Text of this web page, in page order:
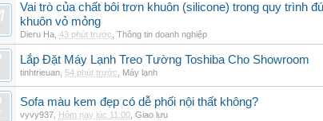
Vai trò của chất bôi trơn khuôn (silicone) trong quy trình
khuôn vỏ mỏng
Dieru Ha 43 phút trước Thông tin doanh nghiệp
Lắp Đặt Máy Lạnh Treo Tường Toshiba Cho Showroom
tinhtrieuan 54 phút trước Máy lạnh
Sofa màu kem đẹp có dễ phối nội thất không?
vyvy937 Hôm nay lúc 11:00 Giao lưu